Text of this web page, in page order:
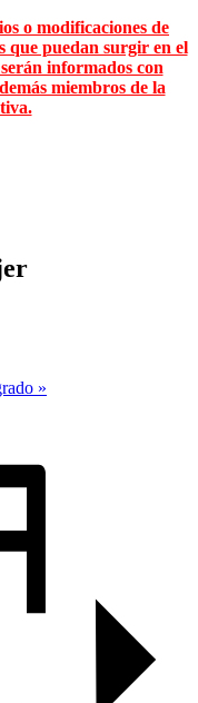
o modificaciones de
que puedan surgir en el
informados con
miembros de la
»